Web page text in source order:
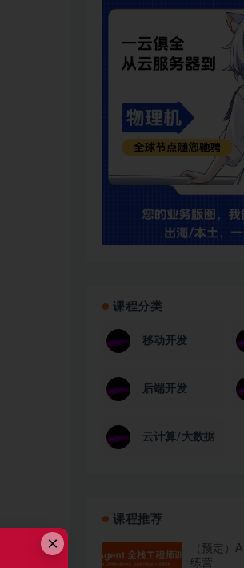
课程分类
移动开发
后端开发
云计算/大数据
课程推荐
（预定）
练营
×